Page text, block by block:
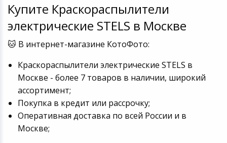
Купите Краскораспылители
электрические STELS в Москве
🐱 В интернет-магазине КотоФото:
Краскораспылители электрические STELS в
Москве - более 7 товаров в наличии, широкий
ассортимент;
Покупка в кредит или рассрочку;
Оперативная доставка по всей России и в
Москве;